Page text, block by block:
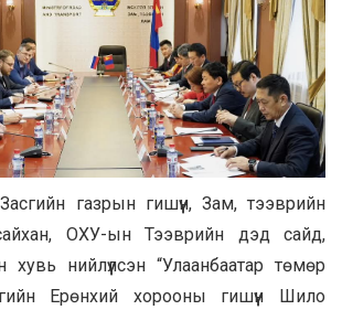
газрын гишүүн, Зам, тээврийн
ОХУ-ын Тээврийн дэд сайд,
нийлүүлсэн “Улаанбаатар төмөр
Ерөнхий хорооны гишүүн Шило